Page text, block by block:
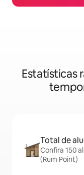
Estatísticas
Total de
Confira 150
(Rum Point)